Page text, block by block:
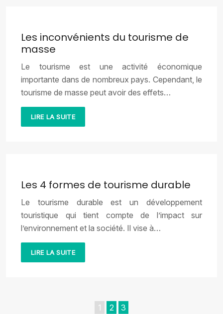
Les inconvénients du tourisme de
masse
Le tourisme est une activité économique
importante dans de nombreux pays. Cependant, le
tourisme de masse peut avoir des effets…
LIRE LA SUITE
Les 4 formes de tourisme durable
Le tourisme durable est un développement
touristique qui tient compte de l’impact sur
l’environnement et la société. Il vise à…
LIRE LA SUITE
1 2 3